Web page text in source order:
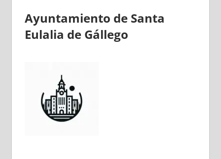
Ayuntamiento dе Santa
Eulalia dе Gállego